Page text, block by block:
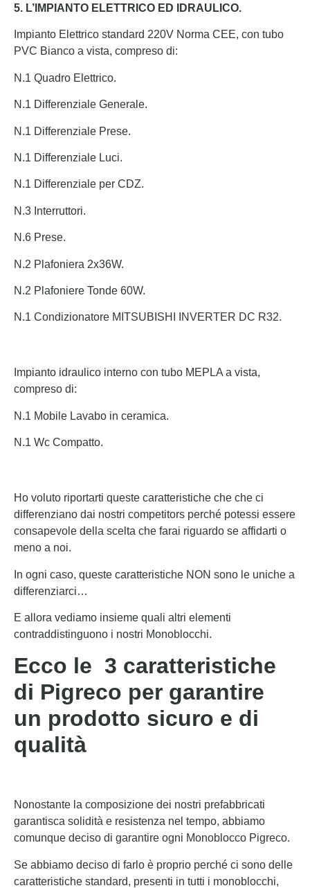
5. L’IMPIANTO ELETTRICO ED IDRAULICO.
Impianto Elettrico standard 220V Norma CEE, con tubo
PVC Bianco a vista, compreso di:
N.1 Quadro Elettrico.
N.1 Differenziale Generale.
N.1 Differenziale Prese.
N.1 Differenziale Luci.
N.1 Differenziale per CDZ.
N.3 Interruttori.
N.6 Prese.
N.2 Plafoniera 2x36W.
N.2 Plafoniere Tonde 60W.
N.1 Condizionatore MITSUBISHI INVERTER DC R32.
Impianto idraulico interno con tubo MEPLA a vista,
compreso di:
N.1 Mobile Lavabo in ceramica.
N.1 Wc Compatto.
Ho voluto riportarti queste caratteristiche che che ci
differenziano dai nostri competitors perché potessi essere
consapevole della scelta che farai riguardo se affidarti o
meno a noi.
In ogni caso, queste caratteristiche NON sono le uniche a
differenziarci…
E allora vediamo insieme quali altri elementi
contraddistinguono i nostri Monoblocchi.
Ecco le 3 caratteristiche
di Pigreco per garantire
un prodotto sicuro e di
qualità
Nonostante la composizione dei nostri prefabbricati
garantisca solidità e resistenza nel tempo, abbiamo
comunque deciso di garantire ogni Monoblocco Pigreco.
Se abbiamo deciso di farlo è proprio perché ci sono delle
caratteristiche standard, presenti in tutti i monoblocchi,